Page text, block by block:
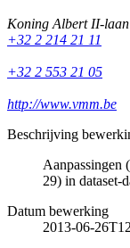
Koning Albert II-
+32 2 214 21 11
+32 2 553 21 05
http://www.vmm.be
Beschrijving
Aanpassingen
29) in dataset-
Datum bewerking
2013-06-